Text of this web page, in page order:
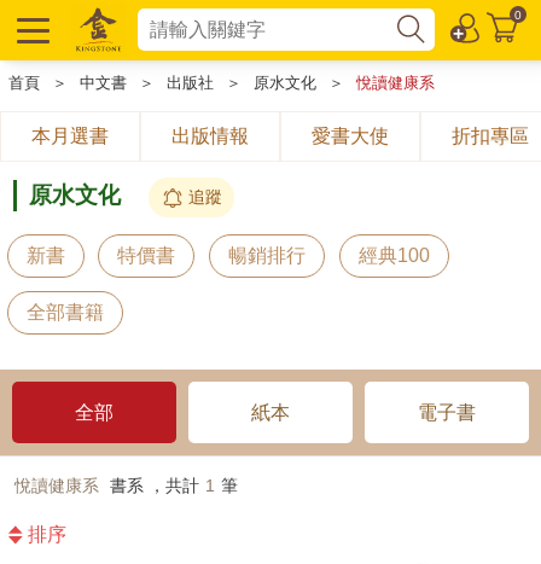
0
首頁 ＞ 中文書 ＞ 出版社 ＞ 原水文化 ＞ 悅讀健康系
本月選書 出版情報 愛書大使 折扣專區
原水文化 追蹤
新書 特價書 暢銷排行 經典100
全部書籍
全部 紙本 電子書
悅讀健康系 書系 ，共計 1 筆
排序